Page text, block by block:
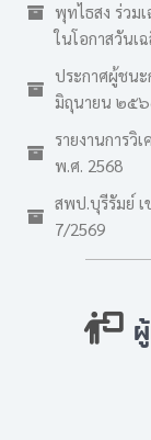
พุทไธสง ร่วม
ในโอกาสวันเ
ประกาศผู้ชน
มิถุนายน ๒๕๖
รายงานการวิ
พ.ศ. 2568
สพป.บุรีรัมย์ เ
7/2569
ผู้